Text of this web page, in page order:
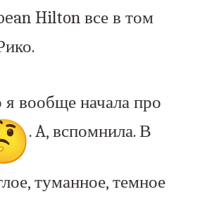
Hilton все в том
я вообще начала про
. A, вспомнила. В
туманное, темное